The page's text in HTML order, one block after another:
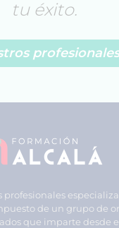
tu éxito.
profesionales
profesionales
de un grupo de
que imparte desde